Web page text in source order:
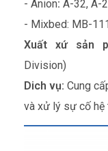
- Anion: A-32, A-
- Mixbed: MB-
Xuất xứ sản
Division)
Dich vụ: Cung
và xử lý sự cố hệ